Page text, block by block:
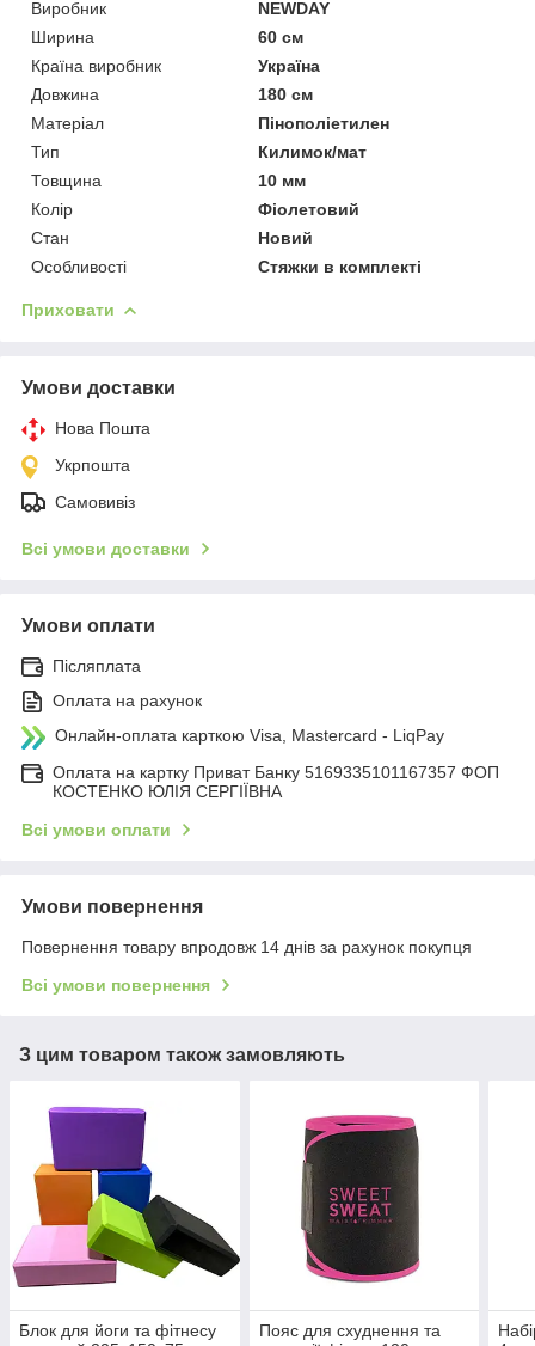
Виробник
NEWDAY
Ширина
60 см
Країна виробник
Україна
Довжина
180 см
Матеріал
Пінополіетилен
Тип
Килимок/мат
Товщина
10 мм
Колір
Фіолетовий
Стан
Новий
Особливості
Стяжки в комплекті
Приховати
Умови доставки
Нова Пошта
Укрпошта
Самовивіз
Всі умови доставки
Умови оплати
Післяплата
Оплата на рахунок
Онлайн-оплата карткою Visa, Mastercard - LiqPay
Оплата на картку Приват Банку 5169335101167357 ФОП
КОСТЕНКО ЮЛІЯ СЕРГІЇВНА
Всі умови оплати
Умови повернення
Повернення товару впродовж 14 днів за рахунок покупця
Всі умови повернення
З цим товаром також замовляють
Блок для йоги та фітнесу
Пояс для схуднення та